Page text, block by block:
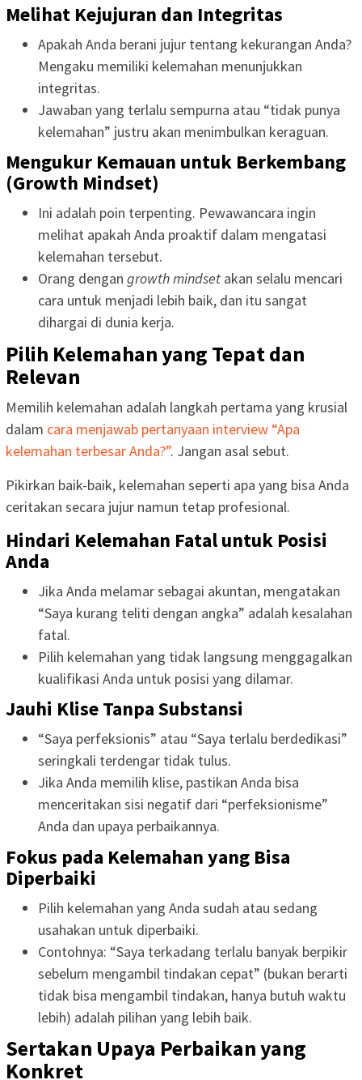
Melihat Kejujuran dan Integritas
Apakah Anda berani jujur tentang kekurangan Anda?
Mengaku memiliki kelemahan menunjukkan
integritas.
Jawaban yang terlalu sempurna atau “tidak punya
kelemahan” justru akan menimbulkan keraguan.
Mengukur Kemauan untuk Berkembang
(Growth Mindset)
Ini adalah poin terpenting. Pewawancara ingin
melihat apakah Anda proaktif dalam mengatasi
kelemahan tersebut.
Orang dengan growth mindset akan selalu mencari
cara untuk menjadi lebih baik, dan itu sangat
dihargai di dunia kerja.
Pilih Kelemahan yang Tepat dan
Relevan
Memilih kelemahan adalah langkah pertama yang krusial
dalam cara menjawab pertanyaan interview “Apa
kelemahan terbesar Anda?”. Jangan asal sebut.
Pikirkan baik-baik, kelemahan seperti apa yang bisa Anda
ceritakan secara jujur namun tetap profesional.
Hindari Kelemahan Fatal untuk Posisi
Anda
Jika Anda melamar sebagai akuntan, mengatakan
“Saya kurang teliti dengan angka” adalah kesalahan
fatal.
Pilih kelemahan yang tidak langsung menggagalkan
kualifikasi Anda untuk posisi yang dilamar.
Jauhi Klise Tanpa Substansi
“Saya perfeksionis” atau “Saya terlalu berdedikasi”
seringkali terdengar tidak tulus.
Jika Anda memilih klise, pastikan Anda bisa
menceritakan sisi negatif dari “perfeksionisme”
Anda dan upaya perbaikannya.
Fokus pada Kelemahan yang Bisa
Diperbaiki
Pilih kelemahan yang Anda sudah atau sedang
usahakan untuk diperbaiki.
Contohnya: “Saya terkadang terlalu banyak berpikir
sebelum mengambil tindakan cepat” (bukan berarti
tidak bisa mengambil tindakan, hanya butuh waktu
lebih) adalah pilihan yang lebih baik.
Sertakan Upaya Perbaikan yang
Konkret